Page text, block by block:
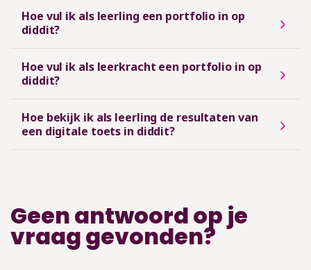
Hoe vul ik als leerling een portfolio in op
diddit?
Hoe vul ik als leerkracht een portfolio in op
diddit?
Hoe bekijk ik als leerling de resultaten van
een digitale toets in diddit?
Geen antwoord op je
vraag gevonden?